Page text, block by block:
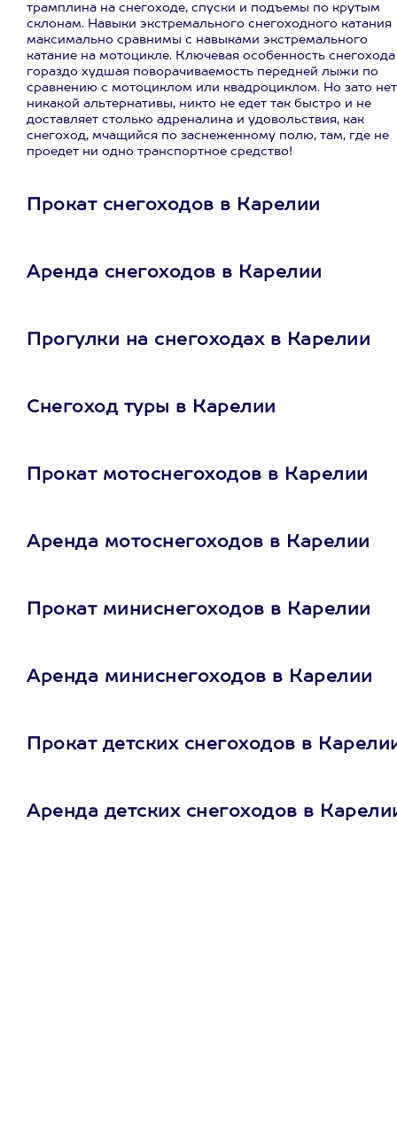
трамплина на снегоходе, спуски и подъемы по крутым
склонам. Навыки экстремального снегоходного катания
максимально сравнимы с навыками экстремального
катание на мотоцикле. Ключевая особенность
гораздо худшая поворачиваемость передней лыжи по
сравнению с мотоциклом или квадроциклом. Но зато нет
никакой альтернативы, никто не едет так быстро и не
доставляет столько адреналина и удовольствия, как
снегоход, мчащийся по заснеженному полю, там, где не
проедет ни одно транспортное средство!
Прокат снегоходов в Карелии
Аренда снегоходов в Карелии
Прогулки на снегоходах в Карелии
Снегоход туры в Карелии
Прокат мотоснегоходов в Карелии
Аренда мотоснегоходов в Карелии
Прокат миниснегоходов в Карелии
Аренда миниснегоходов в Карелии
Прокат детских снегоходов в
Аренда детских снегоходов в